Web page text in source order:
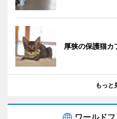
厚狭の保護猫カ
もっと